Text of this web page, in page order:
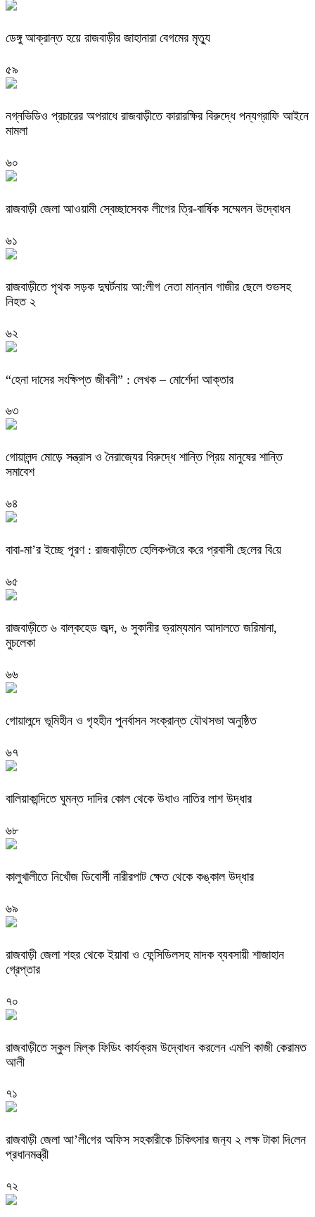
ডেঙ্গু আক্রান্ত হয়ে রাজবাড়ীর জাহানারা বেগমের মৃত্যু
৫৯
নগ্নভিডিও প্রচারের অপরাধে রাজবাড়ীতে কারারক্ষির বিরুদ্ধে পন্যগ্রাফি আইনে
মামলা
৬০
রাজবাড়ী জেলা আওয়ামী স্বেচ্ছাসেবক লীগের ত্রি-বার্ষিক সম্মেলন উদ্বোধন
৬১
রাজবাড়ীতে পৃথক সড়ক দুঘর্টনায় আ:লীগ নেতা মান্নান গাজীর ছেলে শুভসহ
নিহত ২
৬২
“হেনা দাসের সংক্ষিপ্ত জীবনী” : লেখক – মোর্শেদা আক্তার
৬৩
গোয়ালন্দ মোড়ে সন্ত্রাস ও নৈরাজ্যের বিরুদ্ধে শান্তি প্রিয় মানুষের শান্তি
সমাবেশ
৬৪
বাবা-মা’র ইচ্ছে পূরণ : রাজবাড়ীতে হেলিকপ্টা‌রে ক‌রে প্রবাসী ছে‌লের বি‌য়ে
৬৫
রাজবাড়ীতে ৬ বাল্কহেড জব্দ, ৬ সুকানীর ভ্রাম্যমান আদালতে জরিমানা,
মুচলেকা
৬৬
গোয়ালন্দে ভূমিহীন ও গৃহহীন পুনর্বাসন সংক্রান্ত যৌথসভা অনুষ্ঠিত
৬৭
বালিয়াকান্দিতে ঘুমন্ত দাদির কোল থেকে উধাও নাতির লাশ উদ্ধার
৬৮
কালুখালীতে নিখোঁজ ডিবোর্সী নারীরপাট ক্ষেত থেকে কঙ্কাল উদ্ধার
৬৯
রাজবাড়ী জেলা শহর থেকে ইয়াবা ও ফেন্সিডিলসহ মাদক ব্যবসায়ী শাজাহান
গ্রেপ্তার
৭০
রাজবাড়ীতে স্কুল মিল্ক ফিডিং কার্যক্রম উদ্বোধন করলেন এমপি কাজী কেরামত
আলী
৭১
রাজবাড়ী জেলা আ’লী‌গের অ‌ফিস সহকারীকে চি‌কিৎসার জন‌্য ২ লক্ষ টাকা দি‌লেন
প্রধানমন্ত্রী
৭২